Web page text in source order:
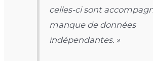
celles-ci sont
manque de données
indépendantes. »